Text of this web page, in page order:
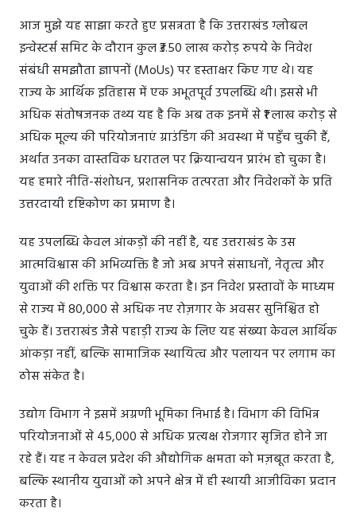
आज मुझे यह साझा करते हुए प्रसन्नता है कि उत्तराखंड ग्लोबल
इन्वेस्टर्स समिट के दौरान कुल ₹3.50 लाख करोड़ रुपये के निवेश
संबंधी समझौता ज्ञापनों (MoUs) पर हस्ताक्षर किए गए थे। यह
राज्य के आर्थिक इतिहास में एक अभूतपूर्व उपलब्धि थी। इससे भी
अधिक संतोषजनक तथ्य यह है कि अब तक इनमें से ₹1 लाख करोड़ से
अधिक मूल्य की परियोजनाएं ग्राउंडिंग की अवस्था में पहुँच चुकी हैं,
अर्थात उनका वास्तविक धरातल पर क्रियान्वयन प्रारंभ हो चुका है।
यह हमारे नीति-संशोधन, प्रशासनिक तत्परता और निवेशकों के प्रति
उत्तरदायी दृष्टिकोण का प्रमाण है।
यह उपलब्धि केवल आंकड़ों की नहीं है, यह उत्तराखंड के उस
आत्मविश्वास की अभिव्यक्ति है जो अब अपने संसाधनों, नेतृत्व और
युवाओं की शक्ति पर विश्वास करता है। इन निवेश प्रस्तावों के माध्यम
से राज्य में 80,000 से अधिक नए रोज़गार के अवसर सुनिश्चित हो
चुके हैं। उत्तराखंड जैसे पहाड़ी राज्य के लिए यह संख्या केवल आर्थिक
आंकड़ा नहीं, बल्कि सामाजिक स्थायित्व और पलायन पर लगाम का
ठोस संकेत है।
उद्योग विभाग ने इसमें अग्रणी भूमिका निभाई है। विभाग की विभिन्न
परियोजनाओं से 45,000 से अधिक प्रत्यक्ष रोजगार सृजित होने जा
रहे हैं। यह न केवल प्रदेश की औद्योगिक क्षमता को मज़बूत करता है,
बल्कि स्थानीय युवाओं को अपने क्षेत्र में ही स्थायी आजीविका प्रदान
करता है।